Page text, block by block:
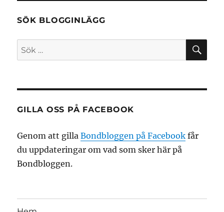
SÖK BLOGGINLÄGG
Sök
efter:
GILLA OSS PÅ FACEBOOK
Genom att gillaBondbloggen på Facebook får
du uppdateringar om vad som sker här på
Bondbloggen.